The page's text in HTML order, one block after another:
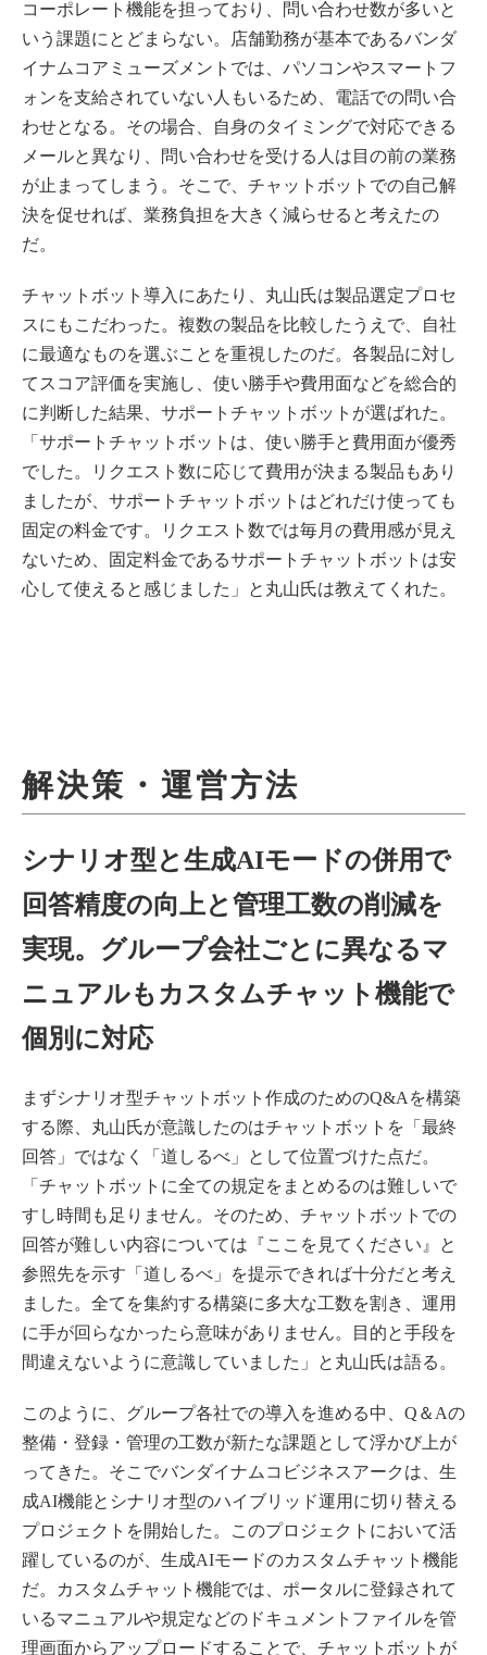
コーポレート機能を担っており、問い合わせ数が多いと
いう課題にとどまらない。店舗勤務が基本であるバンダ
イナムコアミューズメントでは、パソコンやスマートフ
ォンを支給されていない人もいるため、電話での問い合
わせとなる。その場合、自身のタイミングで対応できる
メールと異なり、問い合わせを受ける人は目の前の業務
が止まってしまう。そこで、チャットボットでの自己解
決を促せれば、業務負担を大きく減らせると考えたの
だ。
チャットボット導入にあたり、丸山氏は製品選定プロセ
スにもこだわった。複数の製品を比較したうえで、自社
に最適なものを選ぶことを重視したのだ。各製品に対し
てスコア評価を実施し、使い勝手や費用面などを総合的
に判断した結果、サポートチャットボットが選ばれた。
「サポートチャットボットは、使い勝手と費用面が優秀
でした。リクエスト数に応じて費用が決まる製品もあり
ましたが、サポートチャットボットはどれだけ使っても
固定の料金です。リクエスト数では毎月の費用感が見え
ないため、固定料金であるサポートチャットボットは安
心して使えると感じました」と丸山氏は教えてくれた。
解決策・運営方法
シナリオ型と生成AIモードの併用で
回答精度の向上と管理工数の削減を
実現。グループ会社ごとに異なるマ
ニュアルもカスタムチャット機能で
個別に対応
まずシナリオ型チャットボット作成のためのQ&Aを構築
する際、丸山氏が意識したのはチャットボットを「最終
回答」ではなく「道しるべ」として位置づけた点だ。
「チャットボットに全ての規定をまとめるのは難しいで
すし時間も足りません。そのため、チャットボットでの
回答が難しい内容については『ここを見てください』と
参照先を示す「道しるべ」を提示できれば十分だと考え
ました。全てを集約する構築に多大な工数を割き、運用
に手が回らなかったら意味がありません。目的と手段を
間違えないように意識していました」と丸山氏は語る。
このように、グループ各社での導入を進める中、Q＆Aの
整備・登録・管理の工数が新たな課題として浮かび上が
ってきた。そこでバンダイナムコビジネスアークは、生
成AI機能とシナリオ型のハイブリッド運用に切り替える
プロジェクトを開始した。このプロジェクトにおいて活
躍しているのが、生成AIモードのカスタムチャット機能
だ。カスタムチャット機能では、ポータルに登録されて
いるマニュアルや規定などのドキュメントファイルを管
理画面からアップロードすることで、チャットボットが